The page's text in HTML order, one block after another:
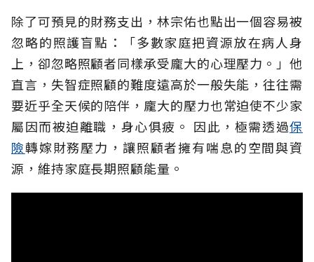
除了可預見的財務支出，林宗佑也點出一個容易被
忽略的照護盲點：「多數家庭把資源放在病人身
上，卻忽略照顧者同樣承受龐大的心理壓力。」他
直言，失智症照顧的難度遠高於一般失能，往往需
要近乎全天候的陪伴，龐大的壓力也常迫使不少家
屬因而被迫離職，身心俱疲。 因此，極需透過保
險轉嫁財務壓力，讓照顧者擁有喘息的空間與資
源，維持家庭長期照顧能量。